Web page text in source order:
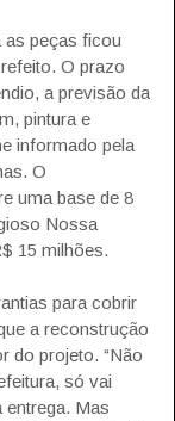
as peças ficou
O prazo
a previsão da
pintura e
informado pela
O
uma base de 8
Nossa
15 milhões.
para cobrir
a reconstrução
do projeto. “Não
só vai
entrega. Mas